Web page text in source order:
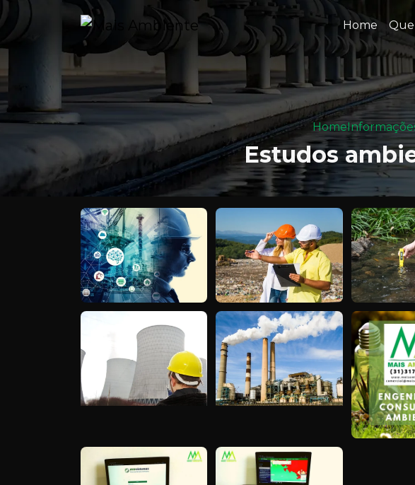
Home
Home
Estudos